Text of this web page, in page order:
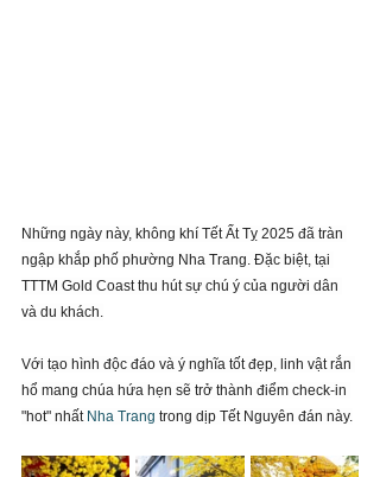
Những ngày này, không khí Tết Ất Tỵ 2025 đã tràn
ngập khắp phố phường Nha Trang. Đặc biệt, tại
TTTM Gold Coast thu hút sự chú ý của người dân
và du khách.
Với tạo hình độc đáo và ý nghĩa tốt đẹp, linh vật rắn
hổ mang chúa hứa hẹn sẽ trở thành điểm check-in
"hot" nhất Nha Trang trong dịp Tết Nguyên đán này.